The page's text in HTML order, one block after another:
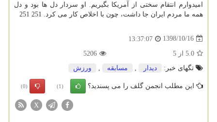
امیدوارم انتقام سختی از آمریكا بگیریم. او سردار دل ها بود و دل
همه ما مردم ایران جا داشت، چون با اخلاص كار می كرد. 251 251
1398/10/16
13:37:07
5.0 از 5
5206
تگهای خبر:
دیدار مسابقه ورزش
این مطلب انجمن گلف را می پسندید؟ (1)
(0)
X